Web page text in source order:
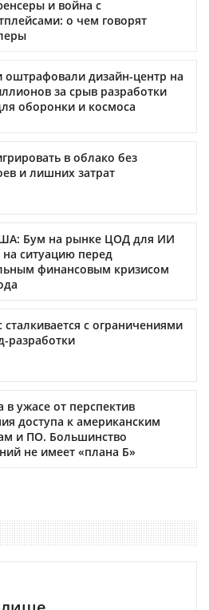
и война с
о чем говорят
оштрафовали дизайн-центр на
за срыв разработки
оборонки и космоса
в облако без
и лишних затрат
Бум на рынке ЦОД для ИИ
ситуацию перед
финансовым кризисом
сталкивается с ограничениями
разработки
в ужасе от перспектив
доступа к американским
и ПО. Большинство
не имеет «плана Б»